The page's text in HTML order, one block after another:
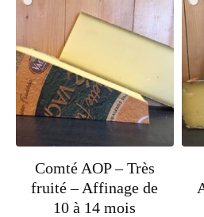
ancien
Comté AOP – Très
fruité – Affinage de
10 à 14 mois